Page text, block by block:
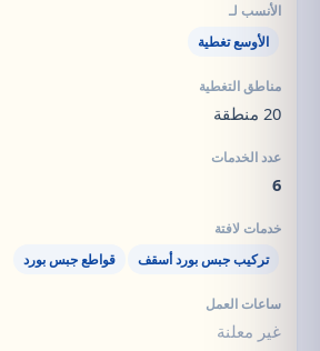
الأوسع تغطية
20 منطقة
6
تركيب جبس بورد أسقف قواطع جبس بورد
غير معلنة